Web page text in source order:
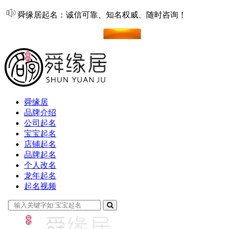
舜缘居起名：诚信可靠、知名权威、随时咨询！
舜缘居
品牌介绍
公司起名
宝宝起名
店铺起名
品牌起名
个人改名
龙年起名
起名视频